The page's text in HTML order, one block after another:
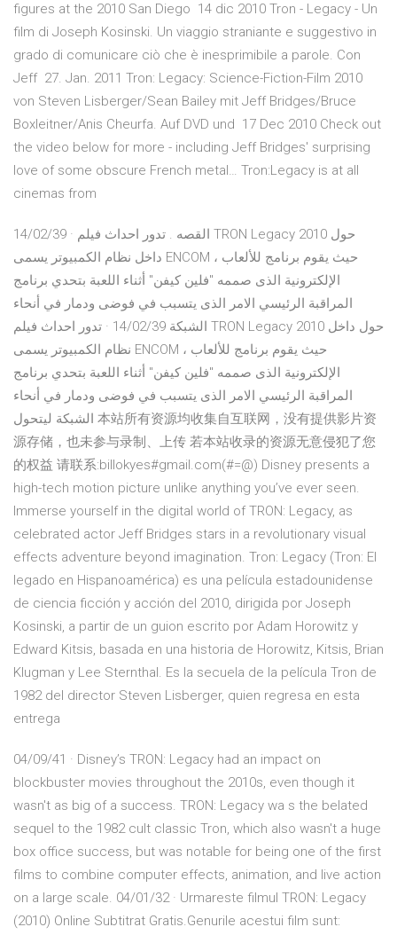
figures at the 2010 San Diego 14 dic 2010 Tron - Legacy - Un
film di Joseph Kosinski. Un viaggio straniante e suggestivo in
grado di comunicare ciò che è inesprimibile a parole. Con
Jeff 27. Jan. 2011 Tron: Legacy: Science-Fiction-Film 2010
von Steven Lisberger/Sean Bailey mit Jeff Bridges/Bruce
Boxleitner/Anis Cheurfa. Auf DVD und 17 Dec 2010 Check out
the video below for more - including Jeff Bridges' surprising
love of some obscure French metal… Tron:Legacy is at all
cinemas from
14/02/39 · القصه . تدور احداث فيلم TRON Legacy 2010 حول
داخل نظام الكمبيوتر يسمى ENCOM ، حيث يقوم برنامج للألعاب
الإلكترونية الذى صممه "فلين كيفن" أثناء اللعبة بتحدي برنامج
المراقبة الرئيسي الامر الذى يتسبب في فوضى ودمار في أنحاء
الشبكة 14/02/39 · تدور احداث فيلم TRON Legacy 2010 حول داخل
نظام الكمبيوتر يسمى ENCOM ، حيث يقوم برنامج للألعاب
الإلكترونية الذى صممه "فلين كيفن" أثناء اللعبة بتحدي برنامج
المراقبة الرئيسي الامر الذى يتسبب في فوضى ودمار في أنحاء
الشبكة ليتحول 本站所有资源均收集自互联网，没有提供影片资
源存储，也未参与录制、上传 若本站收录的资源无意侵犯了您
的权益 请联系:billokyes#gmail.com(#=@) Disney presents a
high-tech motion picture unlike anything you’ve ever seen.
Immerse yourself in the digital world of TRON: Legacy, as
celebrated actor Jeff Bridges stars in a revolutionary visual
effects adventure beyond imagination. Tron: Legacy (Tron: El
legado en Hispanoamérica) es una película estadounidense
de ciencia ficción y acción del 2010, dirigida por Joseph
Kosinski, a partir de un guion escrito por Adam Horowitz y
Edward Kitsis, basada en una historia de Horowitz, Kitsis, Brian
Klugman y Lee Sternthal. Es la secuela de la película Tron de
1982 del director Steven Lisberger, quien regresa en esta
entrega
04/09/41 · Disney’s TRON: Legacy had an impact on
blockbuster movies throughout the 2010s, even though it
wasn't as big of a success. TRON: Legacy wa s the belated
sequel to the 1982 cult classic Tron, which also wasn't a huge
box office success, but was notable for being one of the first
films to combine computer effects, animation, and live action
on a large scale. 04/01/32 · Urmareste filmul TRON: Legacy
(2010) Online Subtitrat Gratis.Genurile acestui film sunt: